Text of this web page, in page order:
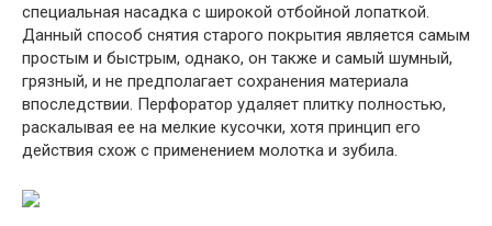
специальная насадка с широкой отбойной лопаткой.
Данный способ снятия старого покрытия является самым
простым и быстрым, однако, он также и самый шумный,
грязный, и не предполагает сохранения материала
впоследствии. Перфоратор удаляет плитку полностью,
раскалывая ее на мелкие кусочки, хотя принцип его
действия схож с применением молотка и зубила.